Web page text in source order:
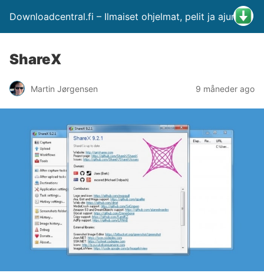
Downloadcentral.fi – Ilmaiset ohjelmat, pelit ja ajurit
ShareX
Martin Jørgensen 9 måneder ago